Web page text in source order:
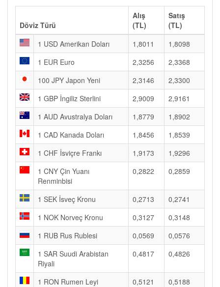
Döviz Türü
Alış
(TL)
Satış
(TL)
1 USD Amerikan Doları
1,8011
1,8098
1 EUR Euro
2,3256
2,3368
100 JPY Japon Yeni
2,3146
2,3300
1 GBP İngiliz Sterlini
2,9009
2,9161
1 AUD Avustralya Doları
1,8779
1,8902
1 CAD Kanada Doları
1,8456
1,8539
1 CHF İsviçre Frankı
1,9173
1,9296
1 CNY Çin Yuanı
Renminbisi
0,2822 0,2859
1 SEK İsveç Kronu 0,2713
0,2741
1 NOK Norveç Kronu
0,3127
0,3148
1 RUB Rus Rublesi
0,0569
0,0576
1 SAR Suudi Arabistan
Riyali
0,4817 0,4826
1 RON Rumen Leyi 0,5121
0,5188